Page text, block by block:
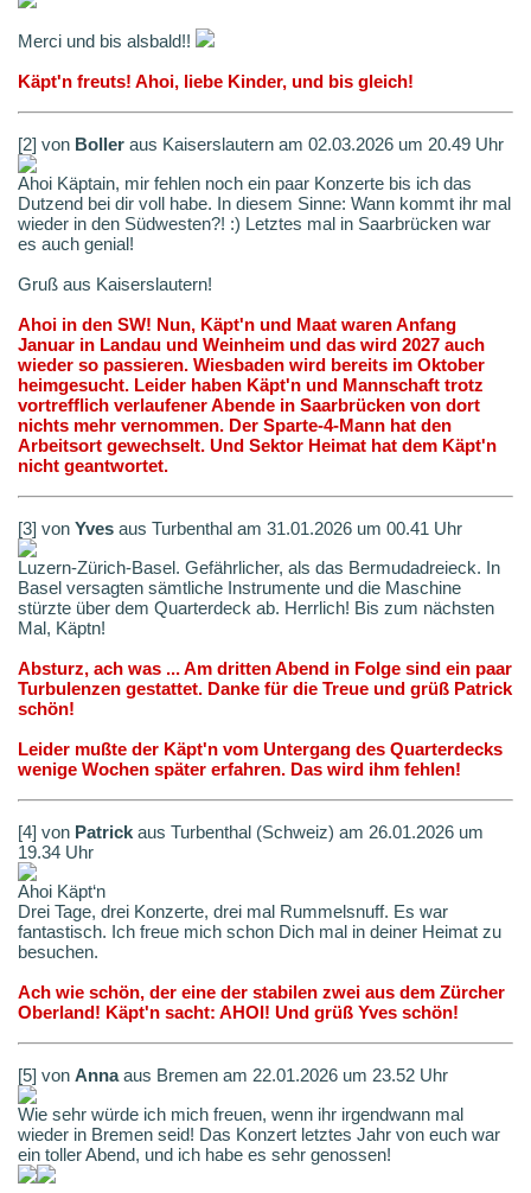
Merci und bis alsbald!!
Käpt'n freuts! Ahoi, liebe Kinder, und bis gleich!
[2] von Boller aus Kaiserslautern am 02.03.2026 um 20.49 Uhr
Ahoi Käptain, mir fehlen noch ein paar Konzerte bis ich das
Dutzend bei dir voll habe. In diesem Sinne: Wann kommt ihr mal
wieder in den Südwesten?! :) Letztes mal in Saarbrücken war
es auch genial!
Gruß aus Kaiserslautern!
Ahoi in den SW! Nun, Käpt'n und Maat waren Anfang
Januar in Landau und Weinheim und das wird 2027 auch
wieder so passieren. Wiesbaden wird bereits im Oktober
heimgesucht. Leider haben Käpt'n und Mannschaft trotz
vortrefflich verlaufener Abende in Saarbrücken von dort
nichts mehr vernommen. Der Sparte-4-Mann hat den
Arbeitsort gewechselt. Und Sektor Heimat hat dem Käpt'n
nicht geantwortet.
[3] von Yves aus Turbenthal am 31.01.2026 um 00.41 Uhr
Luzern-Zürich-Basel. Gefährlicher, als das Bermudadreieck. In
Basel versagten sämtliche Instrumente und die Maschine
stürzte über dem Quarterdeck ab. Herrlich! Bis zum nächsten
Mal, Käptn!
Absturz, ach was ... Am dritten Abend in Folge sind ein paar
Turbulenzen gestattet. Danke für die Treue und grüß Patrick
schön!
Leider mußte der Käpt'n vom Untergang des Quarterdecks
wenige Wochen später erfahren. Das wird ihm fehlen!
[4] von Patrick aus Turbenthal (Schweiz) am 26.01.2026 um
19.34 Uhr
Ahoi Käpt‘n
Drei Tage, drei Konzerte, drei mal Rummelsnuff. Es war
fantastisch. Ich freue mich schon Dich mal in deiner Heimat zu
besuchen.
Ach wie schön, der eine der stabilen zwei aus dem Zürcher
Oberland! Käpt'n sacht: AHOI! Und grüß Yves schön!
[5] von Annaaus Bremen am 22.01.2026 um 23.52 Uhr
Wie sehr würde ich mich freuen, wenn ihr irgendwann mal
wieder in Bremen seid! Das Konzert letztes Jahr von euch war
ein toller Abend, und ich habe es sehr genossen!